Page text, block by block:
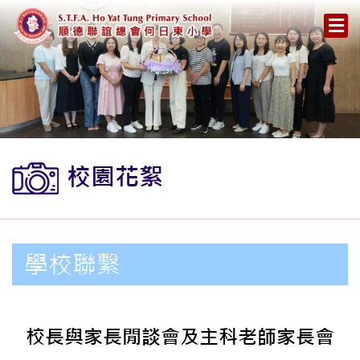
校園花絮
學校聯繫
校長與家長閒談會及主科老師家長會